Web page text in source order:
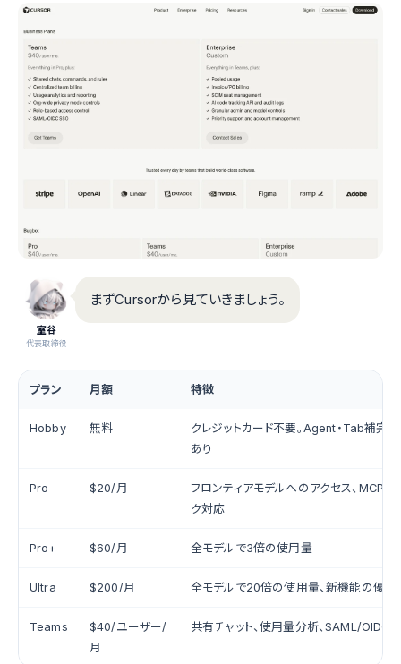
室谷
代表取締役
まずCursorから見ていきましょう。
プラン 月額 特徴
Hobby 無料
クレジットカード不要。Agent・Tab補完
あり
Pro $20/月
フロンティアモデルへのアクセス、MCP・ス
ク対応
Pro+ $60/月 全モデルで3倍の使用量
Ultra $200/月 全モデルで20倍の使用量、新機能の優先
Teams
$40/ユーザー/
月
共有チャット、使用量分析、SAML/OIDC